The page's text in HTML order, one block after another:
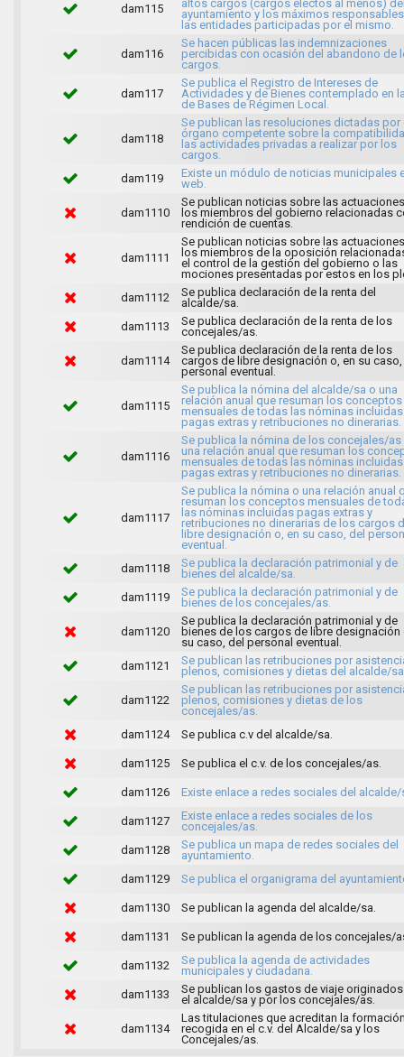
dam115
altos cargos (cargos electos al menos)
ayuntamiento y los máximos
las entidades participadas por el mismo.
dam116
Se hacen públicas las indemnizaciones
percibidas con ocasión del abandono de
cargos.
dam117
Se publica el Registro de Intereses de
Actividades y de Bienes contemplado en
de Bases de Régimen Local.
dam118
Se publican las resoluciones dictadas por
órgano competente sobre la
las actividades privadas a realizar por los
cargos.
dam119
Existe un módulo de noticias municipales
web.
dam1110
Se publican noticias sobre las
los miembros del gobierno relacionadas
rendición de cuentas.
dam1111
Se publican noticias sobre las
los miembros de la oposición
el control de la gestión del gobierno o las
mociones presentadas por estos en los
dam1112
Se publica declaración de la renta del
alcalde/sa.
dam1113
Se publica declaración de la renta de los
concejales/as.
dam1114
Se publica declaración de la renta de los
cargos de libre designación o, en su
personal eventual.
dam1115
Se publica la nómina del alcalde/sa o una
relación anual que resuman los conceptos
mensuales de todas las nóminas incluidas
pagas extras y retribuciones no dinerarias.
dam1116
Se publica la nómina de los concejales/as
una relación anual que resuman los
mensuales de todas las nóminas incluidas
pagas extras y retribuciones no dinerarias.
dam1117
Se publica la nómina o una relación anual
resuman los conceptos mensuales de
las nóminas incluidas pagas extras y
retribuciones no dinerarias de los cargos
libre designación o, en su caso, del
eventual.
dam1118
Se publica la declaración patrimonial y de
bienes del alcalde/sa.
dam1119
Se publica la declaración patrimonial y de
bienes de los concejales/as.
dam1120
Se publica la declaración patrimonial y de
bienes de los cargos de libre designación
su caso, del personal eventual.
dam1121
Se publican las retribuciones por
plenos, comisiones y dietas del alcalde/
dam1122
Se publican las retribuciones por
plenos, comisiones y dietas de los
concejales/as.
dam1124
Se publica c.v del alcalde/sa.
dam1125 Se publica el c.v. de los concejales/as.
dam1126 Existe enlace a redes sociales del alcalde/
dam1127
Existe enlace a redes sociales de los
concejales/as.
dam1128
Se publica un mapa de redes sociales del
ayuntamiento.
dam1129
Se publica el organigrama del
dam1130 Se publican la agenda del alcalde/sa.
dam1131 Se publican la agenda de los concejales/
dam1132
Se publica la agenda de actividades
municipales y ciudadana.
dam1133
Se publican los gastos de viaje
el alcalde/sa y por los concejales/as.
dam1134
Las titulaciones que acreditan la
recogida en el c.v. del Alcalde/sa y los
Concejales/as.